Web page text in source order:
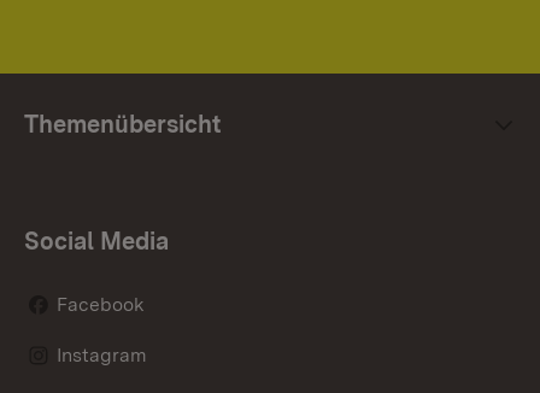
Themenübersicht
Social Media
Facebook
Instagram